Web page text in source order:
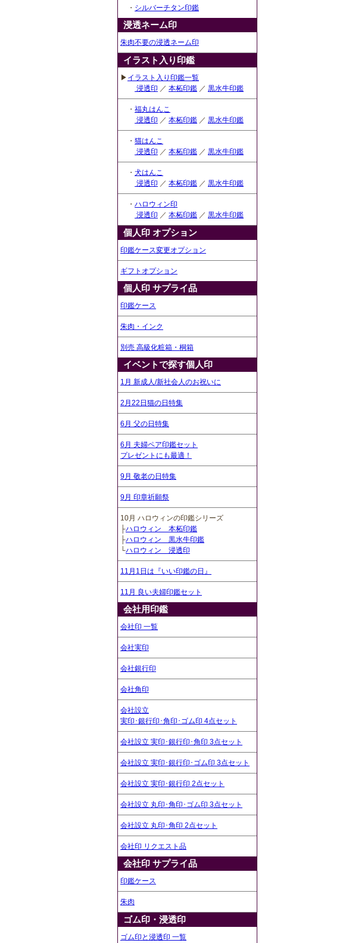
・ シルバーチタン印鑑
浸透ネーム印
朱肉不要の浸透ネーム印
イラスト入り印鑑
▶ イラスト入り印鑑一覧
浸透印 ／ 本柘印鑑 ／ 黒水牛印鑑
・ 福丸はんこ
浸透印 ／ 本柘印鑑 ／ 黒水牛印鑑
・ 猫はんこ
浸透印 ／ 本柘印鑑 ／ 黒水牛印鑑
・ 犬はんこ
浸透印 ／ 本柘印鑑 ／ 黒水牛印鑑
・ ハロウィン印
浸透印 ／ 本柘印鑑 ／ 黒水牛印鑑
個人印 オプション
印鑑ケース変更オプション
ギフトオプション
個人印 サプライ品
印鑑ケース
朱肉・インク
別売 高級化粧箱・桐箱
イベントで探す個人印
1月 新成人/新社会人のお祝いに
2月22日猫の日特集
6月 父の日特集
6月 夫婦ペア印鑑セット
プレゼントにも最適！
9月 敬老の日特集
9月 印章祈願祭
10月 ハロウィンの印鑑シリーズ
├ハロウィン 本柘印鑑
├ハロウィン 黒水牛印鑑
└ハロウィン 浸透印
11月1日は『いい印鑑の日』
11月 良い夫婦印鑑セット
会社用印鑑
会社印 一覧
会社実印
会社銀行印
会社角印
会社設立
実印･銀行印･角印･ゴム印 4点セット
会社設立 実印･銀行印･角印 3点セット
会社設立 実印･銀行印･ゴム印 3点セット
会社設立 実印･銀行印 2点セット
会社設立 丸印･角印･ゴム印 3点セット
会社設立 丸印･角印 2点セット
会社印 リクエスト品
会社印 サプライ品
印鑑ケース
朱肉
ゴム印・浸透印
ゴム印と浸透印 一覧